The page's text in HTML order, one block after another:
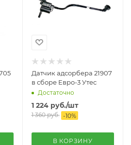
Датчик адсорбера 21907
в сборе Евро-3 Утес
Достаточно
1 224руб./шт
1 360руб. -10%
В КОРЗИНУ